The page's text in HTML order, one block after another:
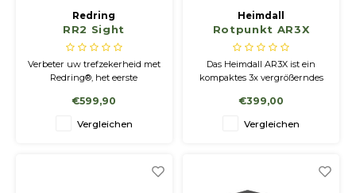
Redring
RR2 Sight
Verbeter uw trefzekerheid met
Redring®, het eerste
vizier voor hagelgeweren ter
€599,90
Vergleichen
Heimdall
Rotpunkt AR3X
Das Heimdall AR3X ist ein
kompaktes 3x vergrößerndes
hochwertiger Optik und
Linsenvergütungen in
€399,00
Vergleichen